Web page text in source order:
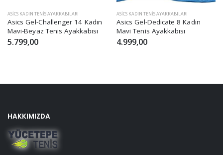
ASICS KADIN TENIS AYAKKABILARI
Asics Gel-Challenger 14 Kadın
Mavi-Beyaz Tenis Ayakkabısı
5.799,00
ASICS KADIN TENIS AYAKKABILARI
Asics Gel-Dedicate 8 Kadın
Mavi Tenis Ayakkabısı
4.999,00
HAKKIMIZDA